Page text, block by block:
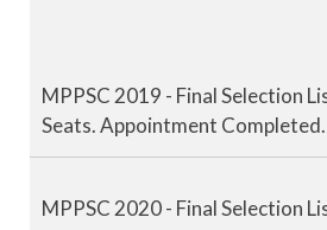
Seats. Appointment Completed.
Seats. Appointment Completed.